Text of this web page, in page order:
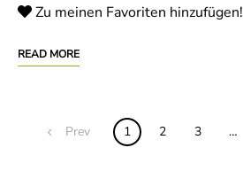
Zu meinen Favoriten hinzufügen!
READ MORE
PostsPrev 1 2 3 …